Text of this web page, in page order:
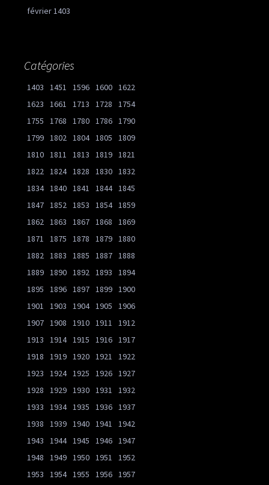
février 1403
Catégories
1403 1451 1596 1600 1622
1623
1661 1713 1728
1754
1755
1768 1780 1786 1790
1799 1802 1804 1805
1809
1810 1811 1813 1819 1821
1822 1824 1828 1830 1832
1834 1840 1841 1844 1845
1847 1852 1853 1854 1859
1862 1863 1867 1868
1869
1871
1875 1878 1879 1880
1882 1883 1885 1887 1888
1889 1890 1892 1893
1894
1895
1896 1897 1899 1900
1901
1903 1904 1905
1906
1907 1908 1910 1911
1912
1913
1914 1915 1916 1917
1918
1919 1920 1921
1922
1923
1924 1925 1926 1927
1928
1929 1930 1931
1932
1933
1934 1935 1936 1937
1938
1939 1940 1941
1942
1943
1944 1945 1946 1947
1948
1949 1950 1951
1952
1953
1954 1955 1956 1957